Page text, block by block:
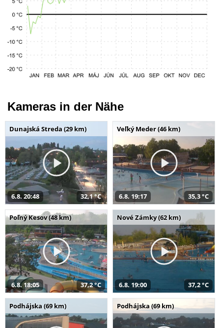
Kameras in der Nähe
Dunajská Streda (29 km)
6.8. 20:48 32,1 °C
Veľký Meder (46 km)
6.8. 19:17 35,3 °C
Poľný Kesov (48 km)
6.8. 18:05 37,2 °C
Nové Zámky (62 km)
6.8. 19:00 37,2 °C
Podhájska (69 km) Podhájska (69 km)